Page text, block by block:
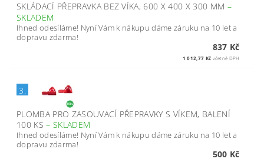
SKLÁDACÍ PŘEPRAVKA BEZ VÍKA, 600 X 400 X 300 MM –
SKLADEM
Ihned odesíláme! Nyní Vám k nákupu dáme záruku na 10 let a
dopravu zdarma!
837 Kč
1 012,77 Kč včetně DPH
3.
PLOMBA PRO ZASOUVACÍ PŘEPRAVKY S VÍKEM, BALENÍ
100 KS–SKLADEM
Ihned odesíláme! Nyní Vám k nákupu dáme záruku na 10 let a
dopravu zdarma!
500 Kč